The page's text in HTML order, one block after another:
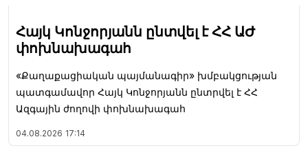
Հայկ Կոնջորյանն ընտվել է ՀՀ ԱԺ
փոխնախագահ
«Քաղաքացիական պայմանագիր» խմբակցության
պատգամավոր Հայկ Կոնջորյանն ընտրվել է ՀՀ
Ազգային ժողովի փոխնախագահ
04.08.2026 17:14